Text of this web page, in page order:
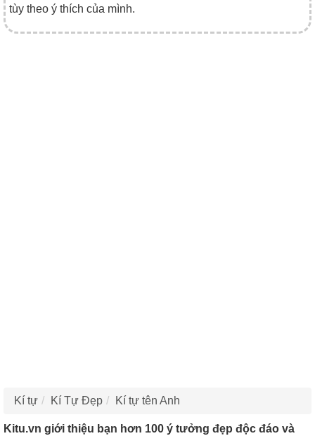
tùy theo ý thích của mình.
Kí tự Kí Tự Đẹp Kí tự tên Anh
Kitu.vn giới thiệu bạn hơn 100 ý tưởng đẹp độc đáo và